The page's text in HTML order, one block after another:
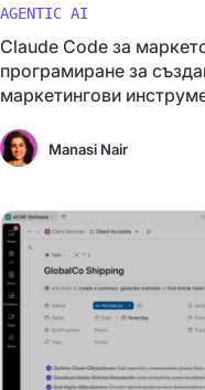
AGENTIC AI
Claude Code за
програмиране за
маркетингови
Manasi Nair